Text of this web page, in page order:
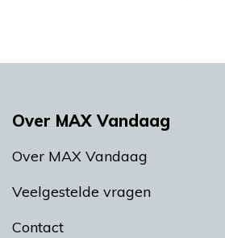
Over MAX Vandaag
Over MAX Vandaag
Veelgestelde vragen
Contact